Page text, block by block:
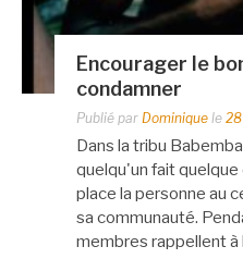
Encourager le
condamner
Publié par Dominique le
Dans la tribu
quelqu'un fait quelque
place la personne au
sa communauté.
membres rappellent